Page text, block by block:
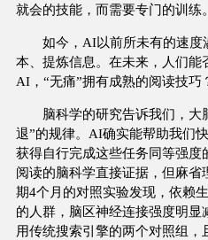
就会的技能，而需要专门的训练。
如今，AI以前所未有的速度
本、提炼信息。在未来，人们能
AI，“无痛”拥有成熟的阅读技巧
脑科学的研究告诉我们，大
退”的规律。AI确实能帮助我们
获得自行完成这些任务同等强
阅读的脑科学直接证据，但麻省
期4个月的对照实验发现，依赖
的人群，脑区神经连接强度明
用传统搜索引擎的两个对照组